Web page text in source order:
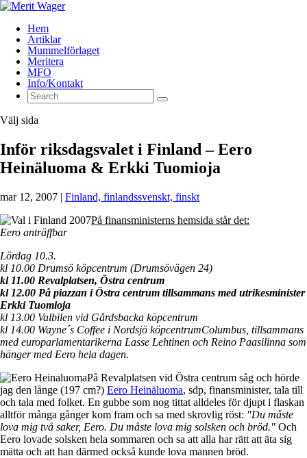
Hem
Artiklar
Mummelförlaget
Meritera
MFO
Info/Kontakt
Välj sida
Inför riksdagsvalet i Finland – Eero
Heinäluoma & Erkki Tuomioja
mar 12, 2007 | Finland, finlandssvenskt, finskt
På finansministerns hemsida står det:
Eero anträffbar
Lördag 10.3.
kl 10.00 Drumsö köpcentrum (Drumsövägen 24)
kl 11.00 Revalplatsen, Östra centrum
kl 12.00 På piazzan i Östra centrum tillsammans med utrikesminister
Erkki Tuomioja
kl 13.00 Valbilen vid Gårdsbacka köpcentrum
kl 14.00 Wayne´s Coffee i Nordsjö köpcentrumColumbus, tillsammans
med europarlamentarikerna Lasse Lehtinen och Reino Paasilinna som
hänger med Eero hela dagen.
På Revalplatsen vid Östra centrum såg och hörde
jag den långe (197 cm?) Eero Heinäluoma, sdp, finansminister, tala till
och tala med folket. En gubbe som nog tittat alldeles för djupt i flaskan
alltför många gånger kom fram och sa med skrovlig röst: "Du måste
lova mig två saker, Eero. Du måste lova mig solsken och bröd." Och
Eero lovade solsken hela sommaren och sa att alla har rätt att äta sig
mätta och att han därmed också kunde lova mannen bröd.